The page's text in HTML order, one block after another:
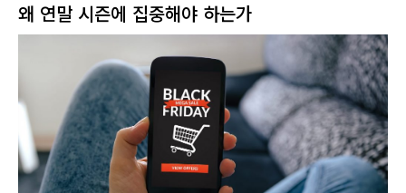
왜 연말 시즌에 집중해야 하는가